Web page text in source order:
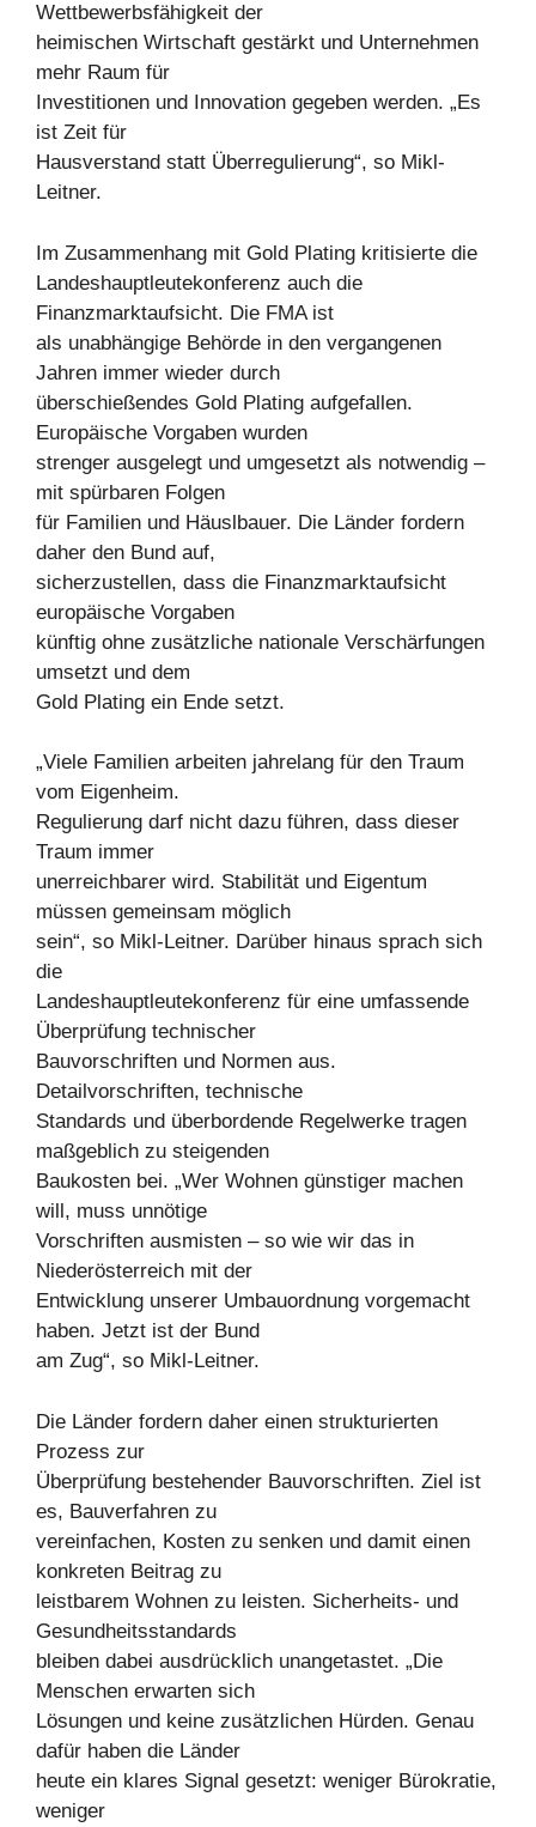
Wettbewerbsfähigkeit der
heimischen Wirtschaft gestärkt und Unternehmen
mehr Raum für
Investitionen und Innovation gegeben werden. „Es
ist Zeit für
Hausverstand statt Überregulierung“, so Mikl-
Leitner.
Im Zusammenhang mit Gold Plating kritisierte die
Landeshauptleutekonferenz auch die
Finanzmarktaufsicht. Die FMA ist
als unabhängige Behörde in den vergangenen
Jahren immer wieder durch
überschießendes Gold Plating aufgefallen.
Europäische Vorgaben wurden
strenger ausgelegt und umgesetzt als notwendig –
mit spürbaren Folgen
für Familien und Häuslbauer. Die Länder fordern
daher den Bund auf,
sicherzustellen, dass die Finanzmarktaufsicht
europäische Vorgaben
künftig ohne zusätzliche nationale Verschärfungen
umsetzt und dem
Gold Plating ein Ende setzt.
„Viele Familien arbeiten jahrelang für den Traum
vom Eigenheim.
Regulierung darf nicht dazu führen, dass dieser
Traum immer
unerreichbarer wird. Stabilität und Eigentum
müssen gemeinsam möglich
sein“, so Mikl-Leitner. Darüber hinaus sprach sich
die
Landeshauptleutekonferenz für eine umfassende
Überprüfung technischer
Bauvorschriften und Normen aus.
Detailvorschriften, technische
Standards und überbordende Regelwerke tragen
maßgeblich zu steigenden
Baukosten bei. „Wer Wohnen günstiger machen
will, muss unnötige
Vorschriften ausmisten – so wie wir das in
Niederösterreich mit der
Entwicklung unserer Umbauordnung vorgemacht
haben. Jetzt ist der Bund
am Zug“, so Mikl-Leitner.
Die Länder fordern daher einen strukturierten
Prozess zur
Überprüfung bestehender Bauvorschriften. Ziel ist
es, Bauverfahren zu
vereinfachen, Kosten zu senken und damit einen
konkreten Beitrag zu
leistbarem Wohnen zu leisten. Sicherheits- und
Gesundheitsstandards
bleiben dabei ausdrücklich unangetastet. „Die
Menschen erwarten sich
Lösungen und keine zusätzlichen Hürden. Genau
dafür haben die Länder
heute ein klares Signal gesetzt: weniger Bürokratie,
weniger